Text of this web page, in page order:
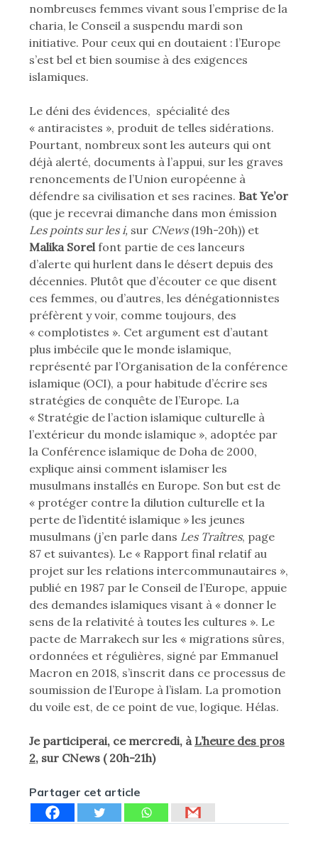
nombreuses femmes vivant sous l’emprise de la
charia, le Conseil a suspendu mardi son
initiative. Pour ceux qui en doutaient : l’Europe
s’est bel et bien soumise à des exigences
islamiques.
Le déni des évidences, spécialité des
« antiracistes », produit de telles sidérations.
Pourtant, nombreux sont les auteurs qui ont
déjà alerté, documents à l’appui, sur les graves
renoncements de l’Union européenne à
défendre sa civilisation et ses racines. Bat Ye’or
(que je recevrai dimanche dans mon émission
Les points sur les i, surCNews (19h-20h)) et
Malika Sorel font partie de ces lanceurs
d’alerte qui hurlent dans le désert depuis des
décennies. Plutôt que d’écouter ce que disent
ces femmes, ou d’autres, les dénégationnistes
préfèrent y voir, comme toujours, des
« complotistes ». Cet argument est d’autant
plus imbécile que le monde islamique,
représenté par l’Organisation de la conférence
islamique (OCI), a pour habitude d’écrire ses
stratégies de conquête de l’Europe. La
« Stratégie de l’action islamique culturelle à
l’extérieur du monde islamique », adoptée par
la Conférence islamique de Doha de 2000,
explique ainsi comment islamiser les
musulmans installés en Europe. Son but est de
« protéger contre la dilution culturelle et la
perte de l’identité islamique » les jeunes
musulmans (j’en parle dans Les Traîtres, page
87 et suivantes). Le « Rapport final relatif au
projet sur les relations intercommunautaires »,
publié en 1987 par le Conseil de l’Europe, appuie
des demandes islamiques visant à « donner le
sens de la relativité à toutes les cultures ». Le
pacte de Marrakech sur les « migrations sûres,
ordonnées et régulières, signé par Emmanuel
Macron en 2018, s’inscrit dans ce processus de
soumission de l’Europe à l’islam. La promotion
du voile est, de ce point de vue, logique. Hélas.
Je participerai, ce mercredi, à L’heure des pros
2, sur CNews ( 20h-21h)
Partager cet article